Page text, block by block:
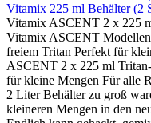
Vitamix 225 ml Behälter (2
Vitamix ASCENT 2 x 225
Vitamix ASCENT
freiem Tritan Perfekt für
ASCENT 2 x 225 ml
für kleine Mengen Für alle
2 Liter Behälter zu groß
kleineren Mengen in den